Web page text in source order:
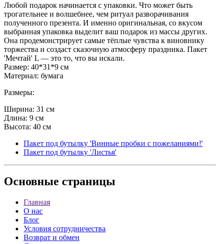
Любой подарок начинается с упаковки. Что может быть
трогательнее и волшебнее, чем ритуал разворачивания
полученного презента. И именно оригинальная, со вкусом
выбранная упаковка выделит ваш подарок из массы других.
Она продемонстрирует самые тёплые чувства к виновнику
торжества и создаст сказочную атмосферу праздника. Пакет
'Мечтай' L — это то, что вы искали.
Размер: 40*31*9 см
Материал: бумага
Размеры:
Ширина: 31 см
Длина: 9 см
Высота: 40 см
Пакет под бутылку 'Винные пробки с пожеланиями!'
Пакет под бутылку 'Листья'
Основные страницы
Главная
О нас
Блог
Условия сотрудничества
Возврат и обмен